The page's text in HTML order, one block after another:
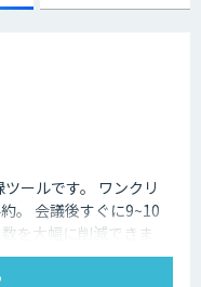
ールです。 ワンクリ
。 会議後すぐに9~10
を大幅に削減できま